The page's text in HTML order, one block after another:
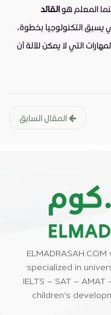
المعلم هوالقائد
يسبق التكنولوجيا بخطوة،
التي لا يمكن للآلة أن
specialized in
IELTS – SAT –
children’s